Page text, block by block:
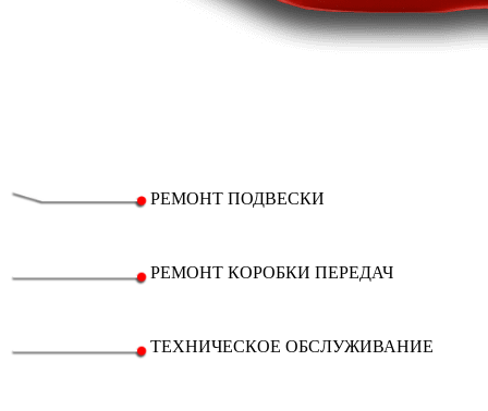
РЕМОНТ ПОДВЕСКИ
РЕМОНТ КОРОБКИ ПЕРЕДАЧ
ТЕХНИЧЕСКОЕ ОБСЛУЖИВАНИЕ